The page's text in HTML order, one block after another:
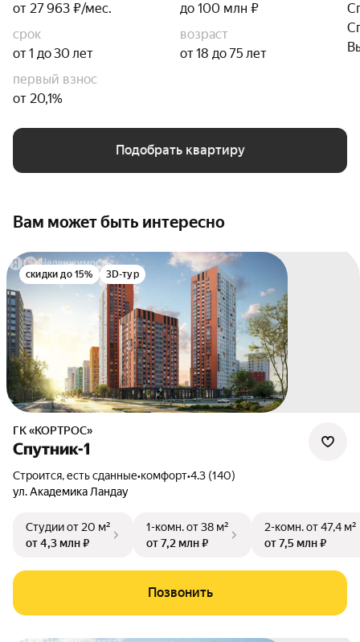
от 27 963 ₽/мес.
до 100 млн ₽
срок
от 1 до 30 лет
возраст
от 18 до 75 лет
первый взнос
от 20,1%
Подобрать квартиру
Вам может быть интересно
скидки до 15% 3D-тур
ГК «КОРТРОС»
Спутник-1
Строится, есть сданные•комфорт•4.3 (140)
ул. Академика Ландау
Студииот 20 м²
от 4,3 млн ₽
1-комн.от 38 м²
от 7,2 млн ₽
2-комн.от 47,4 м²
от 7,5 млн ₽
Позвонить